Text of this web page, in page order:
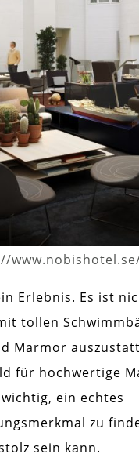
Erlebnis. Es ist
tollen
Marmor
für hochwertige
ein echtes
zu
sein kann.